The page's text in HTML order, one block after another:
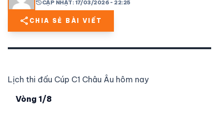
mail
historyCẬP NHẬT: 17/03/2026 - 22:25
share CHIA SẺ BÀI VIẾT
Lịch thi đấu Cúp C1 Châu Âu hôm nay
Vòng 1/8